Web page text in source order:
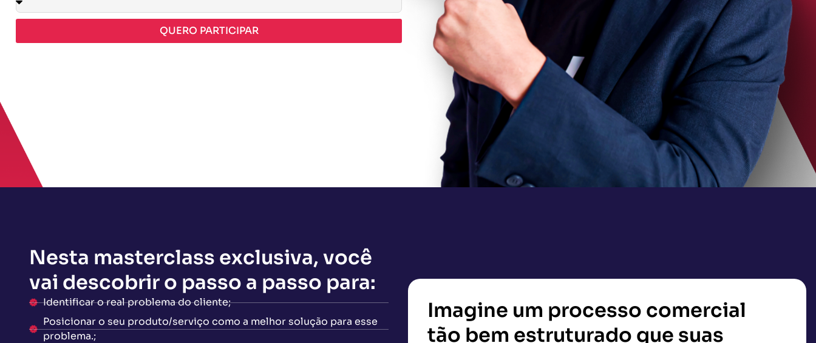
QUERO PARTICIPAR
Imagine um processo comercial
tão bem estruturado que suas
Nesta masterclass exclusiva, você
vai descobrir o passo a passo para:
Identificar o real problema do cliente;
Posicionar o seu produto/serviço como a melhor solução para esse
problema.;